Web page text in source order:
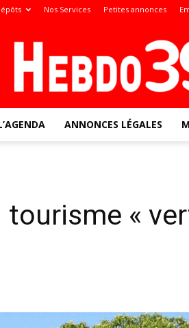
Nos Services Petites annonces
toute
ANNONCES LÉGALES
«